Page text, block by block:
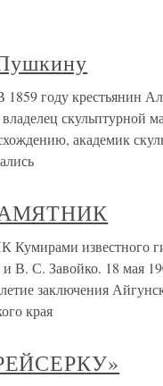
году крестьянин
скульптурной
академик
известного
В. С. Завойко. 18 мая
заключения
края